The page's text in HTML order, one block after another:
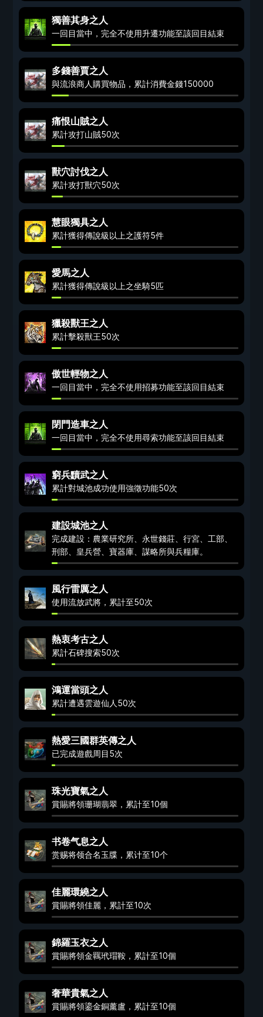
獨善其身之人
一回目當中，完全不使用升遷功能至該回目結束
多錢善賈之人
與流浪商人購買物品，累計消費金錢150000
痛恨山賊之人
累計攻打山賊50次
獸穴討伐之人
累計攻打獸穴50次
慧眼獨具之人
累計獲得傳說級以上之護符5件
愛馬之人
累計獲得傳說級以上之坐騎5匹
獵殺獸王之人
累計擊殺獸王50次
傲世輕物之人
一回目當中，完全不使用招募功能至該回目結束
閉門造車之人
一回目當中，完全不使用尋索功能至該回目結束
窮兵黷武之人
累計對城池成功使用強徵功能50次
建設城池之人
完成建設：農業研究所、永世錢莊、行宮、工部、
刑部、皇兵營、寶器庫、謀略所與兵糧庫。
風行雷厲之人
使用流放武將，累計至50次
熱衷考古之人
累計石碑搜索50次
鴻運當頭之人
累計遭遇雲遊仙人50次
熱愛三國群英傳之人
已完成遊戲周目5次
珠光寶氣之人
賞賜將領珊瑚翡翠，累計至10個
书卷气息之人
赏赐将领合名玉牒，累计至10个
佳麗環繞之人
賞賜將領佳麗，累計至10次
錦羅玉衣之人
賞賜將領金羈玳瑁鞍，累計至10個
奢華貴氣之人
賞賜將領鎏金銅薰盧，累計至10個